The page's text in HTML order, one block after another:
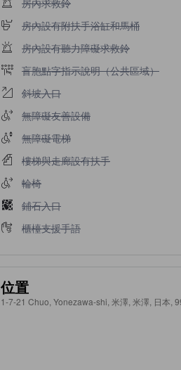
不提供房內設有附扶手浴缸和馬桶
房內設有附扶手浴缸和馬桶
不提供房內設有聽力障礙求救鈴
房內設有聽力障礙求救鈴
不提供盲胞點字指示說明（公共區域）
盲胞點字指示說明（公共區域）
不提供斜坡入口
斜坡入口
不提供無障礙友善設備
無障礙友善設備
不提供無障礙電梯
無障礙電梯
不提供樓梯與走廊設有扶手
樓梯與走廊設有扶手
不提供輪椅
輪椅
不提供鋪石入口
鋪石入口
不提供櫃檯支援手語
櫃檯支援手語
位置
1-7-21 Chuo, Yonezawa-shi, 米澤, 米澤, 日本,